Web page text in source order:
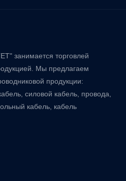
занимается торговлей
Мы предлагаем
продукции:
силовой кабель, провода,
кабель, кабель